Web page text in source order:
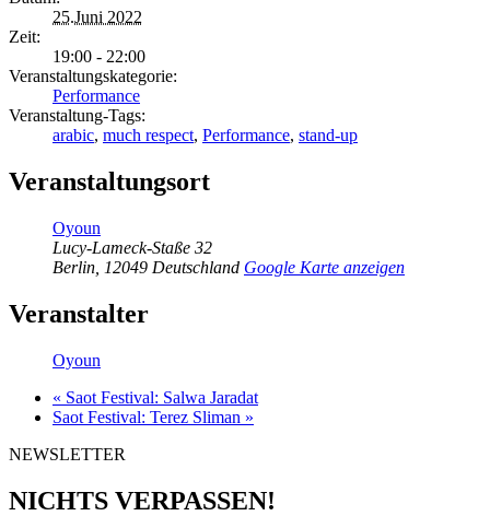
25.Juni 2022
Zeit:
19:00 - 22:00
Veranstaltungskategorie:
Performance
Veranstaltung-Tags:
arabic, much respect, Performance, stand-up
Veranstaltungsort
Oyoun
Lucy-Lameck-Staße 32
Berlin 12049 Deutschland Google Karte anzeigen
Veranstalter
Oyoun
« Saot Festival: Salwa Jaradat
Saot Festival: Terez Sliman »
NEWSLETTER
NICHTS VERPASSEN!